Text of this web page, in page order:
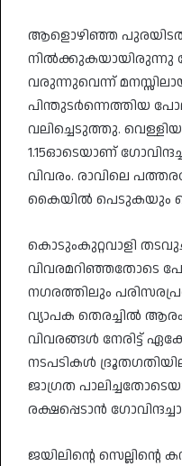
ആളൊഴിഞ്ഞ
നിൽക്കുകയായിരുന്നു
വരുന്നുവെന്ന്
പിന്തുടർന്നെത്തിയ
വലിച്ചെടുത്തു.
1.15ഓടെയാണ്
വിവരം. രാവിലെ
കൈയിൽ പെടുകയും
കൊടുംകുറ്റവാളി
വിവരമറിഞ്ഞതോടെ
നഗരത്തിലും
വ്യാപക തെരച്ചിൽ
വിവരങ്ങൾ നേരിട്ട്
നടപടികൾ
ജാഗ്രത
രക്ഷപ്പെടാൻ
ജയിലിന്റെ സെല്ലിന്റെ